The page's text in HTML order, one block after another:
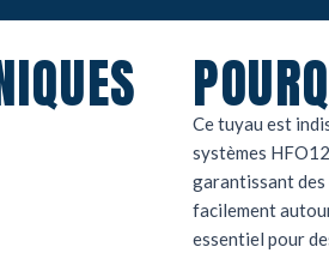
Ce tuyau est
systèmes
garantissant
facilement
essentiel pour